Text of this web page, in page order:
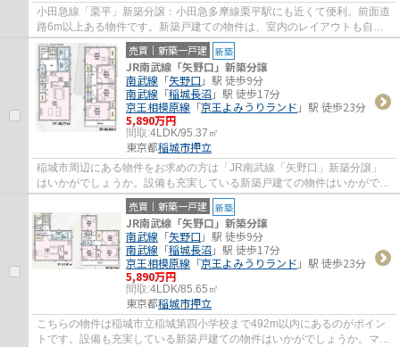
小田急線「栗平」新築分譲：小田急多摩線栗平駅にも近くて便利。前面道
路6m以上ある物件です。新築戸建ての物件は、室内のレイアウトも自分
好みに変更可能です。稲城市エリアや小田急...
売買｜新築一戸建 新築
JR南武線「矢野口」新築分譲
南武線 「矢野口 」駅 徒歩9分
南武線 「稲城長沼」駅 徒歩17分
京王相模原線 「京王よみうりランド 」駅 徒歩23分
5,890万円
間取:4LDK/95.37㎡
東京都稲城市押立
稲城市周辺にある物件をお求めの方は「JR南武線「矢野口」新築分譲」
はいかがでしょうか。設備も充実している新築戸建ての物件はいかがでし
ょうか。たくさんの不動産情報から、お客様...
売買｜新築一戸建 新築
JR南武線「矢野口」新築分譲
南武線 「矢野口 」駅 徒歩9分
南武線 「稲城長沼」駅 徒歩17分
京王相模原線 「京王よみうりランド 」駅 徒歩23分
5,890万円
間取:4LDK/85.65㎡
東京都稲城市押立
こちらの物件は稲城市立稲城第四小学校まで492m以内にあるのがポイン
トです。設備も充実している新築戸建ての物件はいかがでしょうか。マイ